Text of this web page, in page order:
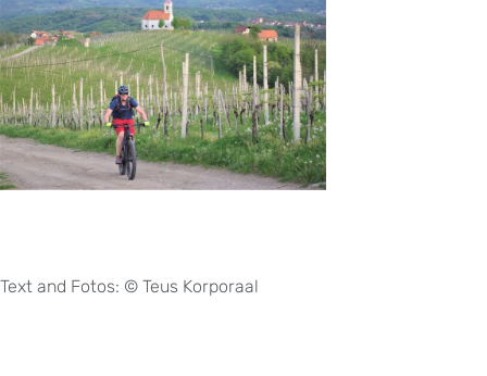
Text and Fotos: © Teus Korporaal